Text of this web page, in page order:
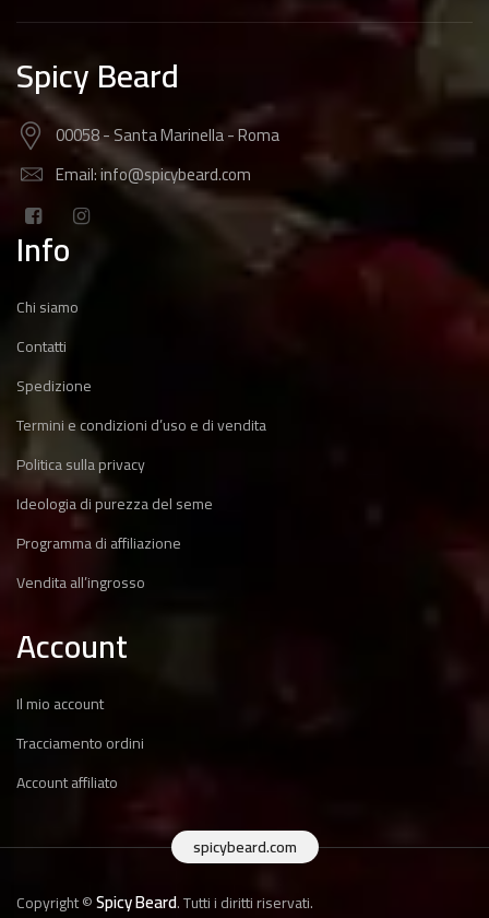
Spicy Beard
00058 - Santa Marinella - Roma
Email: info@spicybeard.com
Info
Chi siamo
Contatti
Spedizione
Termini e condizioni d’uso e di vendita
Politica sulla privacy
Ideologia di purezza del seme
Programma di affiliazione
Vendita all’ingrosso
Account
Il mio account
Tracciamento ordini
Account affiliato
spicybeard.com
Copyright ©Spicy Beard. Tutti i diritti riservati.